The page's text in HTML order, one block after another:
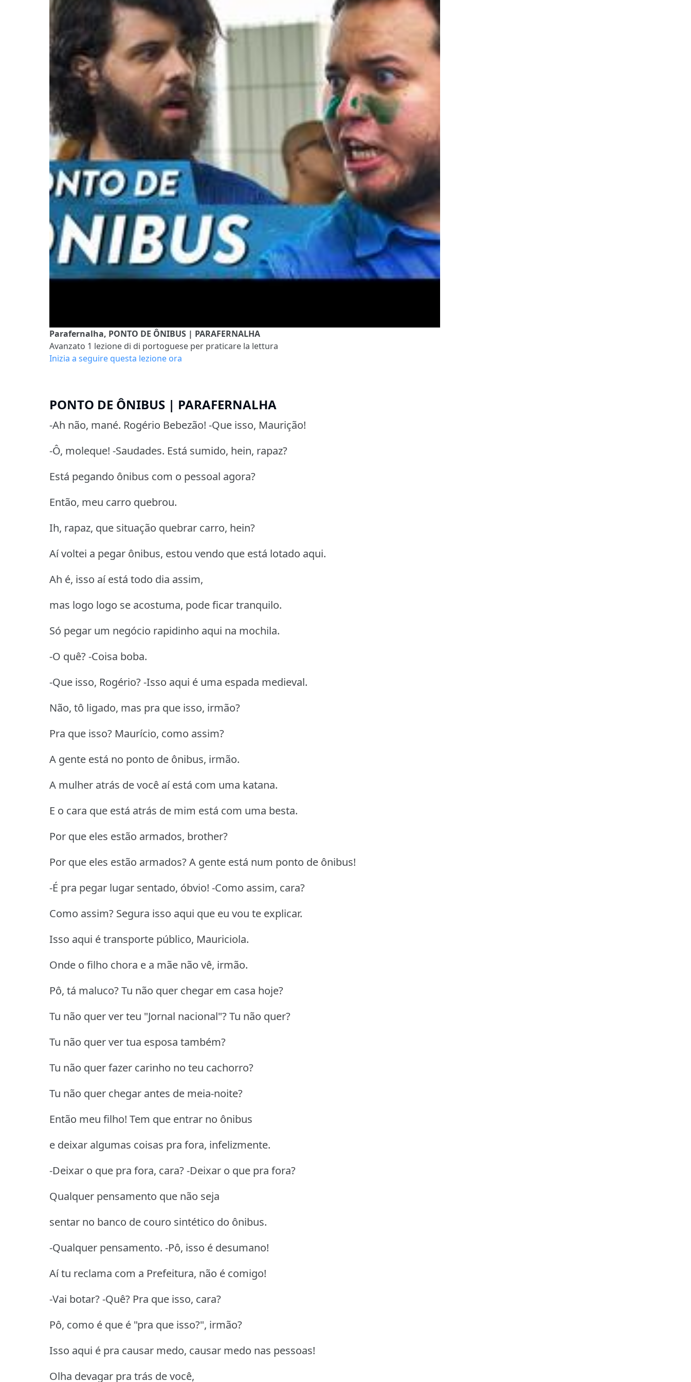
Parafernalha, PONTO DE ÔNIBUS | PARAFERNALHA
Avanzato 1 lezione di di portoguese per praticare la lettura
Inizia a seguire questa lezione ora
PONTO DE ÔNIBUS | PARAFERNALHA
-Ah não, mané. Rogério Bebezão! -Que isso, Maurição!
-Ô, moleque! -Saudades. Está sumido, hein, rapaz?
Está pegando ônibus com o pessoal agora?
Então, meu carro quebrou.
Ih, rapaz, que situação quebrar carro, hein?
Aí voltei a pegar ônibus, estou vendo que está lotado aqui.
Ah é, isso aí está todo dia assim,
mas logo logo se acostuma, pode ficar tranquilo.
Só pegar um negócio rapidinho aqui na mochila.
-O quê? -Coisa boba.
-Que isso, Rogério? -Isso aqui é uma espada medieval.
Não, tô ligado, mas pra que isso, irmão?
Pra que isso? Maurício, como assim?
A gente está no ponto de ônibus, irmão.
A mulher atrás de você aí está com uma katana.
E o cara que está atrás de mim está com uma besta.
Por que eles estão armados, brother?
Por que eles estão armados? A gente está num ponto de ônibus!
-É pra pegar lugar sentado, óbvio! -Como assim, cara?
Como assim? Segura isso aqui que eu vou te explicar.
Isso aqui é transporte público, Mauriciola.
Onde o filho chora e a mãe não vê, irmão.
Pô, tá maluco? Tu não quer chegar em casa hoje?
Tu não quer ver teu "Jornal nacional"? Tu não quer?
Tu não quer ver tua esposa também?
Tu não quer fazer carinho no teu cachorro?
Tu não quer chegar antes de meia-noite?
Então meu filho! Tem que entrar no ônibus
e deixar algumas coisas pra fora, infelizmente.
-Deixar o que pra fora, cara? -Deixar o que pra fora?
Qualquer pensamento que não seja
sentar no banco de couro sintético do ônibus.
-Qualquer pensamento. -Pô, isso é desumano!
Aí tu reclama com a Prefeitura, não é comigo!
-Vai botar? -Quê? Pra que isso, cara?
Pô, como é que é "pra que isso?", irmão?
Isso aqui é pra causar medo, causar medo nas pessoas!
Olha devagar pra trás de você,